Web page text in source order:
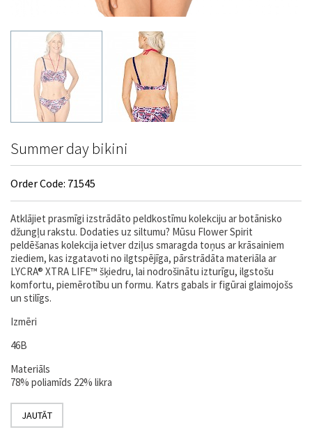
Summer day bikini
Order Code: 71545
Atklājiet prasmīgi izstrādāto peldkostīmu kolekciju ar botānisko
džungļu rakstu. Dodaties uz siltumu? Mūsu Flower Spirit
peldēšanas kolekcija ietver dziļus smaragda toņus ar krāsainiem
ziediem, kas izgatavoti no ilgtspējīga, pārstrādāta materiāla ar
LYCRA® XTRA LIFE™ šķiedru, lai nodrošinātu izturīgu, ilgstošu
komfortu, piemērotību un formu. Katrs gabals ir figūrai glaimojošs
un stilīgs.
Izmēri
46B
Materiāls
78% poliamīds 22% likra
JAUTĀT